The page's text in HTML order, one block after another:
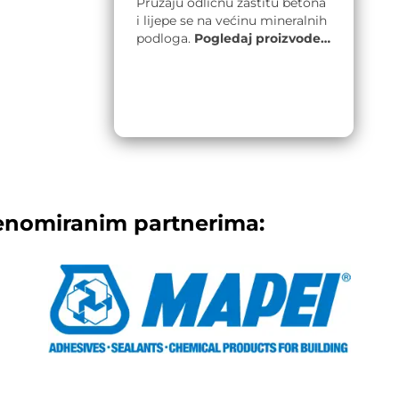
i lijepe se na većinu mineralnih
podloga. Pogledaj proizvode…
partnerima: